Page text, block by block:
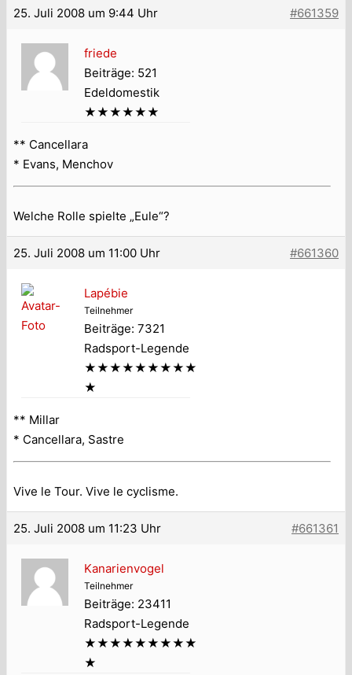
25. Juli 2008 um 9:44 Uhr #661359
friede
Beiträge: 521
Edeldomestik
★★★★★★
** Cancellara
* Evans, Menchov
Welche Rolle spielte „Eule“?
25. Juli 2008 um 11:00 Uhr #661360
Lapébie
Teilnehmer
Beiträge: 7321
Radsport-Legende
★★★★★★★★★
★
** Millar
* Cancellara, Sastre
Vive le Tour. Vive le cyclisme.
25. Juli 2008 um 11:23 Uhr #661361
Kanarienvogel
Teilnehmer
Beiträge: 23411
Radsport-Legende
★★★★★★★★★
★